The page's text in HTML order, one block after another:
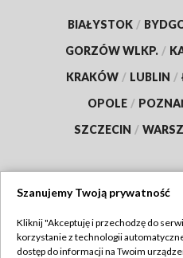
BIAŁYSTOK /
GORZÓW WLKP. /
KRAKÓW / LUBLIN /
OPOLE /
SZCZECIN /
Szanujemy Twoją prywatność
Kliknij "Akceptuję i przechodzę do
korzystanie z technologii
dostęp do informacji na Twoim